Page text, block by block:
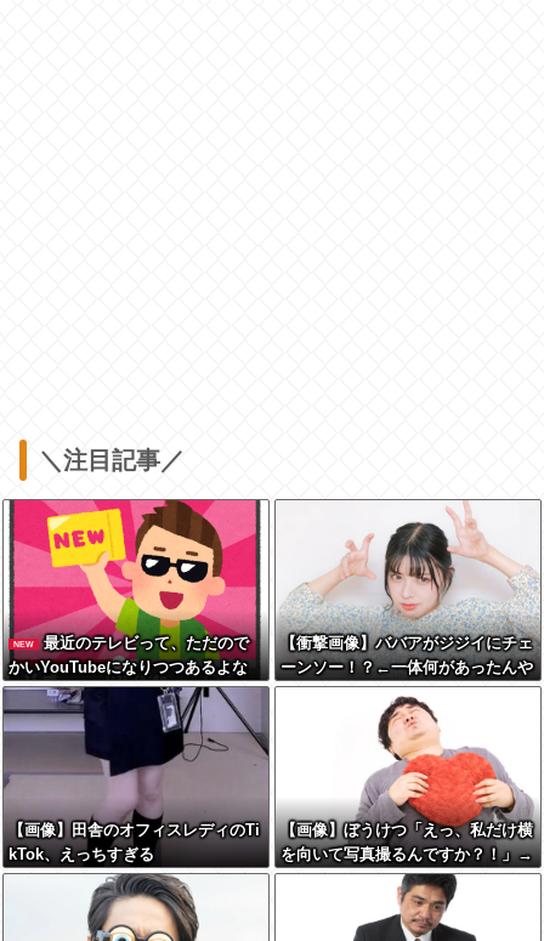
＼注目記事／
NEW
最近のテレビって、ただので
かいYouTubeになりつつあるよな
【衝撃画像】ババアがジジイにチェ
ーンソー！？←一体何があったんや
コレw w w w w w w w w
【画像】田舎のオフィスレディのTi
kTok、えっちすぎる
【画像】ぼうけつ「えっ、私だけ横
を向いて写真撮るんですか？！」→
結果w w w w w w w w